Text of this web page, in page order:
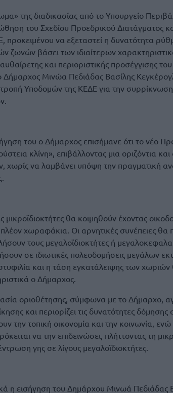
της διαδικασίας από το Υπουργείο
του Σχεδίου Προεδρικού Διατάγματος
προκειμένου να εξεταστεί η δυνατότητα
ζωνών βάσει των ιδιαίτερων
αυθαίρετης και περιοριστικής προσέγγισης
Δήμαρχος Μινώα Πεδιάδας Βασίλης
Υποδομών της ΚΕΔΕ για την
του ο Δήμαρχος επισήμανε ότι το νέο
κλίνη», επιβάλλοντας μια οριζόντια
χωρίς να λαμβάνει υπόψη την πραγματική
μικροϊδιοκτήτες θα κοιμηθούν έχοντας
χωραφάκια. Οι αρνητικές συνέπειες θα
τους μεγαλοϊδιοκτήτες ή
σε ιδιωτικές πολεοδομήσεις μεγάλων
και η τάση εγκατάλειψης των
ο Δήμαρχος.
οριοθέτησης, σύμφωνα με το Δήμαρχο,
και περιορίζει τις δυνατότητες
την τοπική οικονομία και την κοινωνία,
να την επιδεινώσει, πλήττοντας τη
γης σε λίγους μεγαλοϊδιοκτήτες.
η εισήγηση του Δημάρχου Μινωά Πεδιάδας